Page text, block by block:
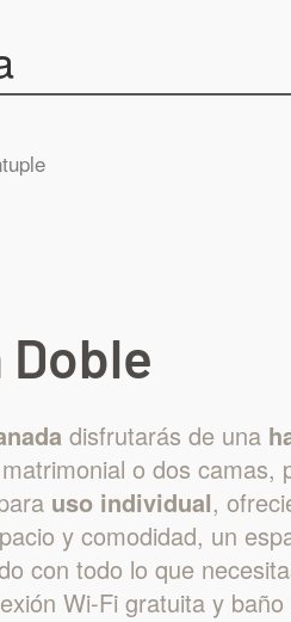
disfrutarás de una
o dos camas,
uso individual,
y comodidad, un
con todo lo que
Wi-Fi gratuita y baño